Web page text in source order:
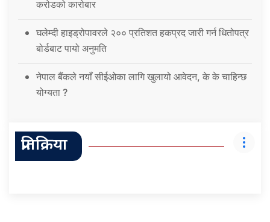
करोडको कारोबार
घलेम्दी हाइड्रोपावरले २०० प्रतिशत हकप्रद जारी गर्न धितोपत्र
बोर्डबाट पायो अनुमति
नेपाल बैंकले नयाँ सीईओका लागि खुलायो आवेदन, के के चाहिन्छ
योग्यता ?
प्रतिक्रिया